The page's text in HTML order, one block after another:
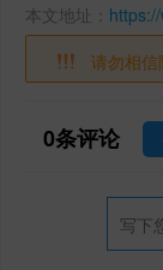
本文地址：
请勿相信
0条评论